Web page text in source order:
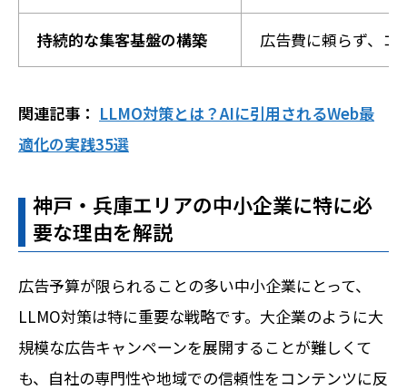
持続的な集客基盤の構築 広告費に頼らず、コ
関連記事： LLMO対策とは？AIに引用されるWeb最
適化の実践35選
神戸・兵庫エリアの中小企業に特に必
要な理由を解説
広告予算が限られることの多い中小企業にとって、
LLMO対策は特に重要な戦略です。大企業のように大
規模な広告キャンペーンを展開することが難しくて
も、自社の専門性や地域での信頼性をコンテンツに反